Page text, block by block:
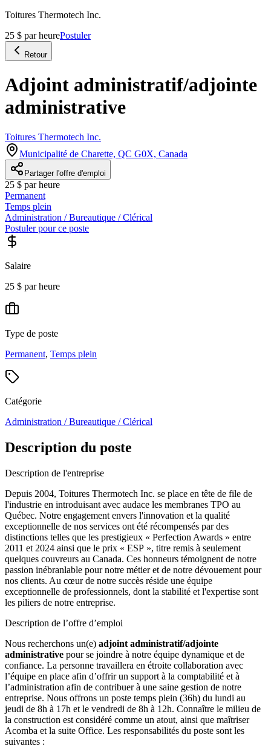
Toitures Thermotech Inc.
25 $ par heurePostuler
Retour
Adjoint administratif/adjointe
administrative
Toitures Thermotech Inc.
Municipalité de Charette, QC G0X, Canada
Partager l'offre d'emploi
25 $ par heure
Permanent
Temps plein
Administration / Bureautique / Clérical
Postuler pour ce poste
Salaire
25 $ par heure
Type de poste
Permanent, Temps plein
Catégorie
Administration / Bureautique / Clérical
Description du poste
Description de l'entreprise
Depuis 2004, Toitures Thermotech Inc. se place en tête de file de
l'industrie en introduisant avec audace les membranes TPO au
Québec. Notre engagement envers l'innovation et la qualité
exceptionnelle de nos services ont été récompensés par des
distinctions telles que les prestigieux « Perfection Awards » entre
2011 et 2024 ainsi que le prix « ESP », titre remis à seulement
quelques couvreurs au Canada. Ces honneurs témoignent de notre
passion inébranlable pour notre métier et de notre dévouement pour
nos clients. Au cœur de notre succès réside une équipe
exceptionnelle de professionnels, dont la stabilité et l'expertise sont
les piliers de notre entreprise.
Description de l’offre d’emploi
Nous recherchons un(e) adjoint administratif/adjointe
administrative pour se joindre à notre équipe dynamique et de
confiance. La personne travaillera en étroite collaboration avec
l’équipe en place afin d’offrir un support à la comptabilité et à
l’administration afin de contribuer à une saine gestion de notre
entreprise. Nous offrons un poste temps plein (36h) du lundi au
jeudi de 8h à 17h et le vendredi de 8h à 12h. Connaître le milieu de
la construction est considéré comme un atout, ainsi que maîtriser
Acomba et la suite Office. Les responsabilités du poste sont les
suivantes :